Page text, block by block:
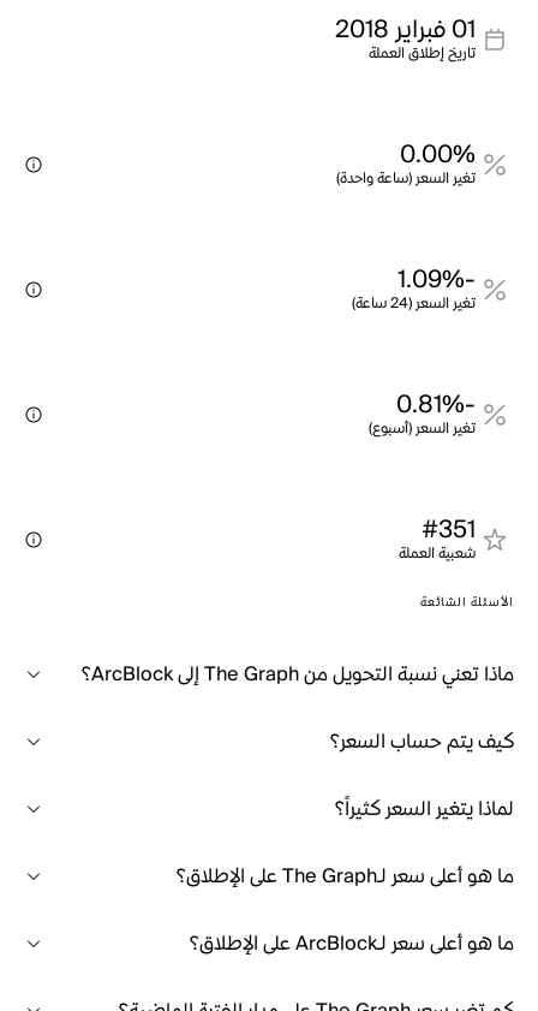
01 فبراير 2018
تاريخ إطلاق العملة
0.00%
تغير السعر (ساعة واحدة)
-1.09%
تغير السعر (24 ساعة)
-0.81%
تغير السعر (أسبوع)
#351
شعبية العملة
الأسئلة الشائعة
ماذا تعني نسبة التحويل من The Graph إلى ArcBlock؟
كيف يتم حساب السعر؟
لماذا يتغير السعر كثيراً؟
ما هو أعلى سعر لـThe Graph على الإطلاق؟
ما هو أعلى سعر لـArcBlock على الإطلاق؟